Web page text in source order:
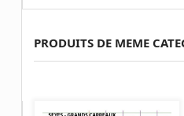
PRODUITS DE MEME